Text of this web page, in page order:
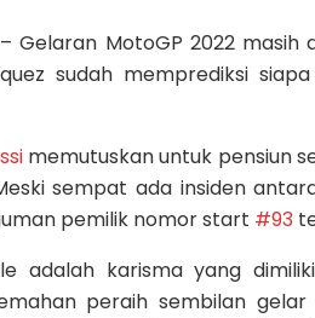
– Gelaran MotoGP 2022
sudah memprediksi
memutuskan untuk pensiun
sempat ada insiden
pemilik nomor start #93
adalah karisma yang
peraih sembilan